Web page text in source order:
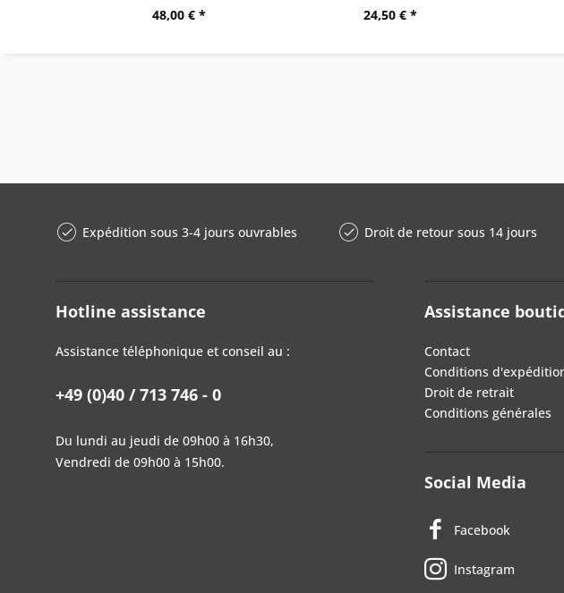
48,00 € *
24,50 € *
Expédition sous 3-4 jours ouvrables Droit de retour sous 14 jours
Hotline assistance
Assistance téléphonique et conseil au :
+49 (0)40 / 713 746 - 0
Du lundi au jeudi de 09h00 à 16h30,
Vendredi de 09h00 à 15h00.
Assistance
Contact
Conditions
Droit de retrait
Conditions générales
Social Media
Facebook
Instagram